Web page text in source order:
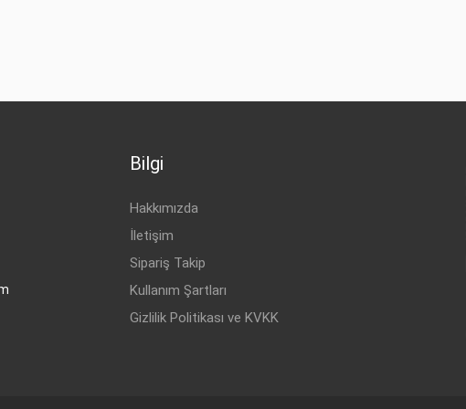
Bilgi
Hakkımızda
İletişim
Sipariş Takip
Kullanım Şartları
Gizlilik Politikası ve KVKK